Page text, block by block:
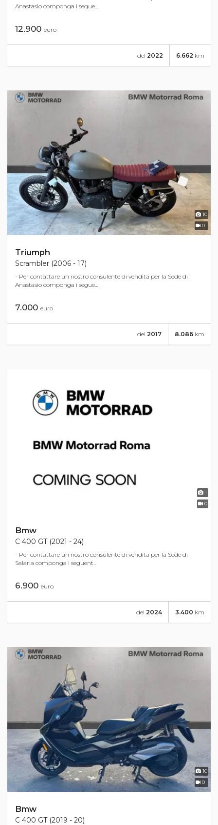
Anastasio componga i segue...
12.900 euro
6.662 km
del 2022
10
0
Triumph
Scrambler (2006 - 17)
- Per contattare un nostro consulente di vendita per la Sede di
Anastasio componga i segue...
7.000 euro
8.086 km
del 2017
1
0
Bmw
C 400 GT (2021 - 24)
- Per contattare un nostro consulente di vendita per la Sede di
Salaria componga i seguent...
6.900 euro
3.400 km
del 2024
10
0
Bmw
C 400 GT (2019 - 20)